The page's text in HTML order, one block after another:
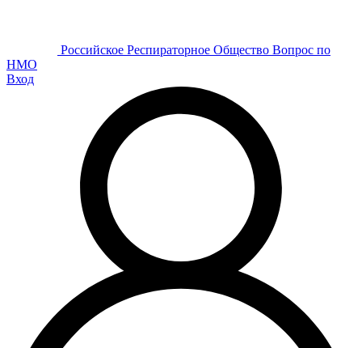
Российское Респираторное Общество Вопрос по
НМО
Вход